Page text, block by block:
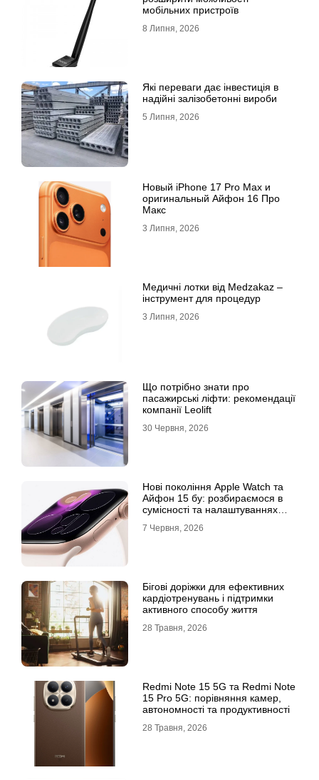
мобільних пристроїв
8 Липня, 2026
Які переваги дає інвестиція в
надійні залізобетонні вироби
5 Липня, 2026
Новый iPhone 17 Pro Max и
оригинальный Айфон 16 Про
Макс
3 Липня, 2026
Медичні лотки від Medzakaz –
інструмент для процедур
3 Липня, 2026
Що потрібно знати про
пасажирські ліфти: рекомендації
компанії Leolift
30 Червня, 2026
Нові покоління Apple Watch та
Айфон 15 бу: розбираємося в
сумісності та налаштуваннях
7 Червня, 2026
Бігові доріжки для ефективних
кардіотренувань і підтримки
активного способу життя
28 Травня, 2026
Redmi Note 15 5G та Redmi Note
15 Pro 5G: порівняння камер,
автономності та продуктивності
28 Травня, 2026